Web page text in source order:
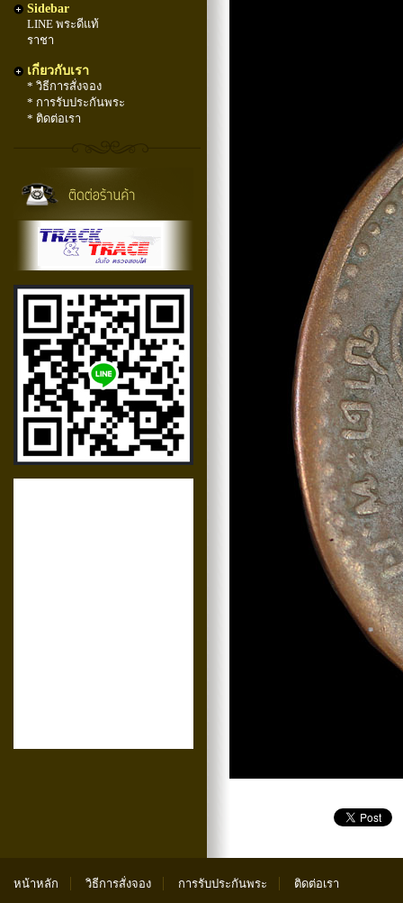
Sidebar
LINE พระดีแท้
ราชา
เกี่ยวกับเรา
* วิธีการสั่งจอง
* การรับประกันพระ
* ติดต่อเรา
หน้าหลัก วิธีการสั่งจอง การรับประกันพระ ติดต่อเรา